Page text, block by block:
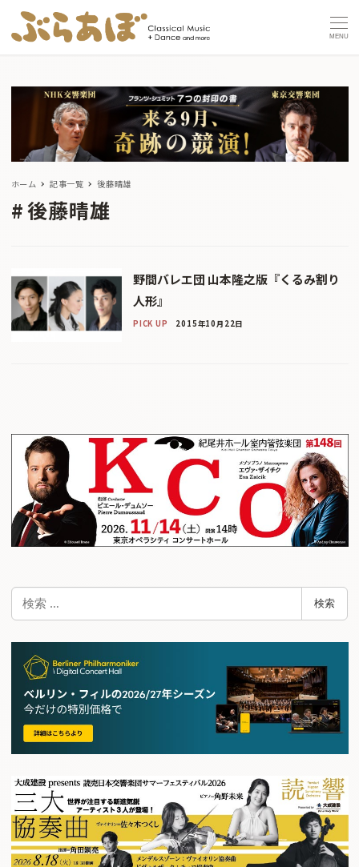
MENU
ホーム 記事一覧 後藤晴雄
後藤晴雄
野間バレエ団 山本隆之版『くるみ割り
人形』
PICK UP 2015年10月22日
検
検索